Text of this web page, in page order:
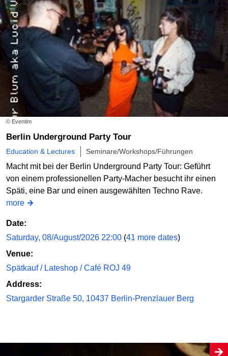
© Eventim
Berlin Underground Party Tour
Education & Lectures Seminare/Workshops/Führungen
Macht mit bei der Berlin Underground Party Tour: Geführt
von einem professionellen Party-Macher besucht ihr einen
Späti, eine Bar und einen ausgewählten Techno Rave.
more
Date:
Saturday, 08/August/2026 22:00 (41 more dates)
Venue:
Spätkauf / Lateshop / Café ROJ 49
Address:
Stargarder Straße 50, 10437 Berlin-Prenzlauer Berg